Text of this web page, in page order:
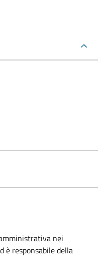
nei
è responsabile della